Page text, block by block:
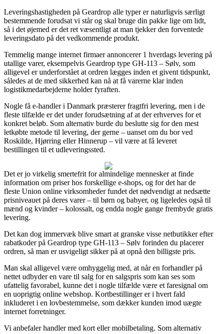
Leveringshastigheden på Geardrop alle typer er naturligvis særligt
bestemmende forudsat vi står og skal bruge din pakke lige om lidt,
så i det øjemed er det ret væsentligt at man tjekker den forventede
leveringsdato på det vedkommende produkt.
Temmelig mange internet firmaer annoncerer 1 hverdags levering på
utallige varer, eksempelvis Geardrop type GH-113 – Sølv, som
alligevel er underforstået at ordren lægges inden et givent tidspunkt,
således at de med sikkerhed kan nå at få varerne klar inden
logistikmedarbejderne holder fyraften.
Nogle få e-handler i Danmark præsterer fragtfri levering, men i de
fleste tilfælde er det under forudsætning af at der erhverves for et
konkret beløb. Som alternativ burde du beslutte sig for den mest
letkøbte metode til levering, der gerne – uanset om du bor ved
Roskilde, Hjørring eller Hinnerup – vil være at få leveret
bestillingen til et udleveringssted.
Det er jo virkelig smertefrit for almindelige mennesker at finde
information om priser hos forskellige e-shops, og for det har de
fleste Union online virksomheder fundet det nødvendigt at nedsætte
prisniveauet på deres varer – til børn og babyer, og ligeledes også til
mænd og kvinder – kolossalt, og endda nogle gange frembyde gratis
levering.
Det kan dog immervæk blive smart at granske visse netbutikker efter
rabatkoder på Geardrop type GH-113 – Sølv forinden du placerer
ordren, så man er usvigeligt sikker på at opnå den billigste pris.
Man skal alligevel være omhyggelig med, at når en forhandler på
nettet udbyder en vare til salg for en salgspris som kan ses som
ufattelig favorabel, kunne det i nogle tilfælde være et faresignal om
en uoprigtig online webshop. Kortbestillinger er i hvert fald
inkluderet i en lovbestemmelse, som dækker kunden imod uægte
internet forretninger.
Vi anbefaler handler med kort eller mobilbetaling. Som alternativ